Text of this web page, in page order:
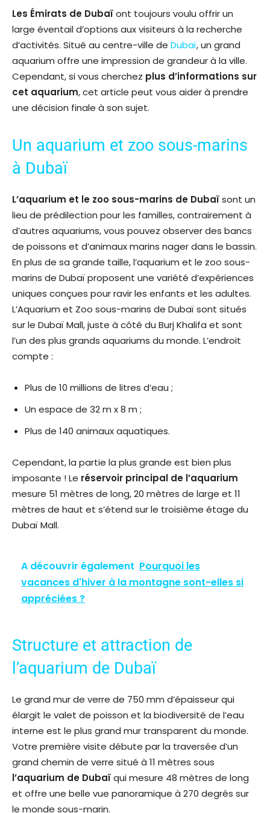
Les Émirats de Dubaïont toujours voulu offrir un
large éventail d’options aux visiteurs à la recherche
d’activités. Situé au centre-ville de Dubaï, un grand
aquarium offre une impression de grandeur à la ville.
Cependant, si vous cherchez plus d’informations sur
cet aquarium, cet article peut vous aider à prendre
une décision finale à son sujet.
Un aquarium et zoo sous-marins
à Dubaï
L’aquarium et le zoo sous-marins de Dubaïsont un
lieu de prédilection pour les familles, contrairement à
d’autres aquariums, vous pouvez observer des bancs
de poissons et d’animaux marins nager dans le bassin.
En plus de sa grande taille, l’aquarium et le zoo sous-
marins de Dubaï proposent une variété d’expériences
uniques conçues pour ravir les enfants et les adultes.
L’Aquarium et Zoo sous-marins de Dubaï sont situés
sur le Dubaï Mall, juste à côté du Burj Khalifa et sont
l’un des plus grands aquariums du monde. L’endroit
compte :
Plus de 10 millions de litres d’eau ;
Un espace de 32 m x 8 m ;
Plus de 140 animaux aquatiques.
Cependant, la partie la plus grande est bien plus
imposante ! Le réservoir principal de l’aquarium
mesure 51 mètres de long, 20 mètres de large et 11
mètres de haut et s’étend sur le troisième étage du
Dubaï Mall.
A découvrir également Pourquoi les
vacances d'hiver à la montagne sont-elles si
appréciées ?
Structure et attraction de
l’aquarium de Dubaï
Le grand mur de verre de 750 mm d’épaisseur qui
élargit le valet de poisson et la biodiversité de l’eau
interne est le plus grand mur transparent du monde.
Votre première visite débute par la traversée d’un
grand chemin de verre situé à 11 mètres sous
l’aquarium de Dubaïqui mesure 48 mètres de long
et offre une belle vue panoramique à 270 degrés sur
le monde sous-marin.